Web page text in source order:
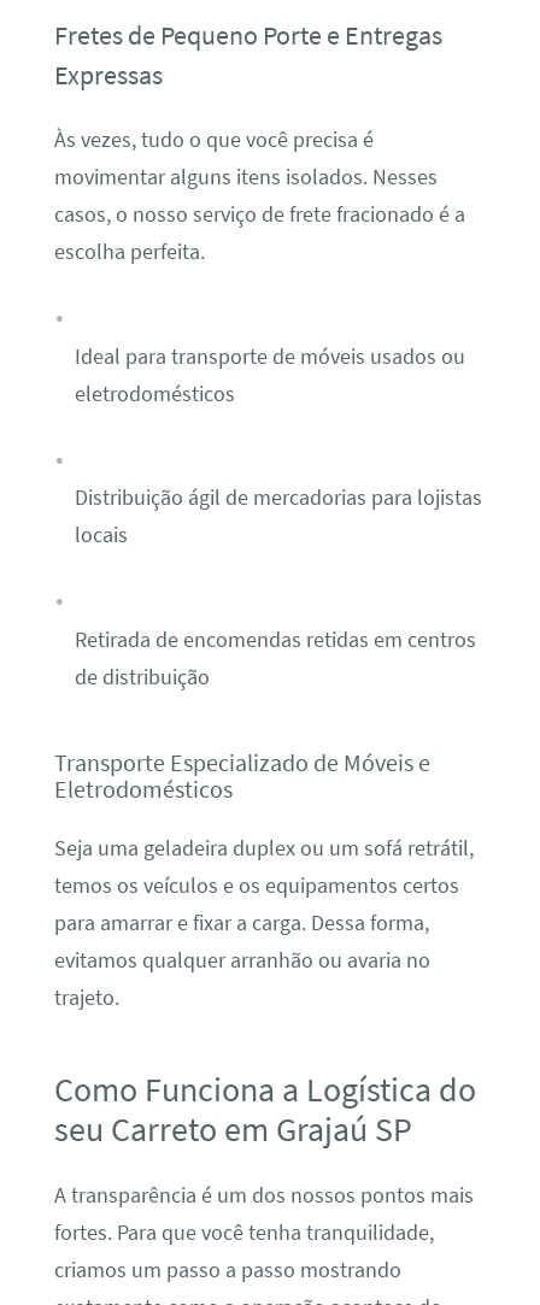
Fretes de Pequeno Porte e Entregas
Expressas
Às vezes, tudo o que você precisa é
movimentar alguns itens isolados. Nesses
casos, o nosso serviço de frete fracionado é a
escolha perfeita.
Ideal para transporte de móveis usados ou
eletrodomésticos
Distribuição ágil de mercadorias para lojistas
locais
Retirada de encomendas retidas em centros
de distribuição
Transporte Especializado de Móveis e
Eletrodomésticos
Seja uma geladeira duplex ou um sofá retrátil,
temos os veículos e os equipamentos certos
para amarrar e fixar a carga. Dessa forma,
evitamos qualquer arranhão ou avaria no
trajeto.
Como Funciona a Logística do
seu Carreto em Grajaú SP
A transparência é um dos nossos pontos mais
fortes. Para que você tenha tranquilidade,
criamos um passo a passo mostrando